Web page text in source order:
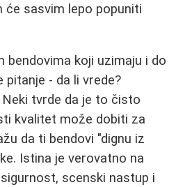
će sasvim lepo popuniti
bendovima koji uzimaju i do
pitanje - da li vrede?
tvrde da je to čisto
kvalitet može dobiti za
da ti bendovi "dignu iz
Istina je verovatno na
scenski nastup i